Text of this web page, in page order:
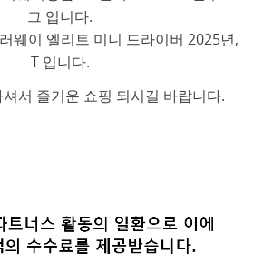
그 입니다.
웨이 엘리트 미니 드라이버 2025년,
T 입니다.
서 즐거운 쇼핑 되시길 바랍니다.